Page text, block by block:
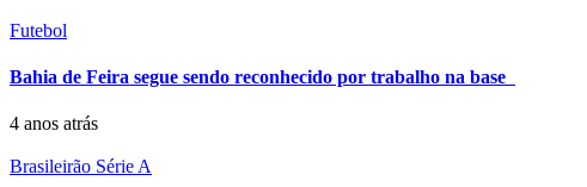
Futebol
Bahia de Feira segue sendo reconhecido por trabalho na base
4 anos atrás
Brasileirão Série A